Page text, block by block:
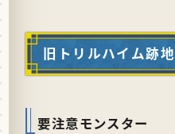
旧トリルハイム跡地
要注意モンスター